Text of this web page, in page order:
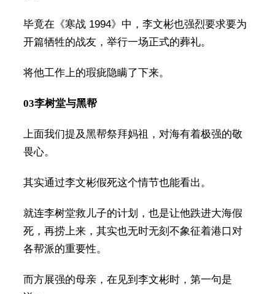
毕竟在《寒战 1994》中，李文彬也强烈要求要为
开篇牺牲的战友，举行一场正式的葬礼。
将他工作上的瑕疵隐瞒了下来。
03李树堂与黑帮
上面我们提及黑帮祭拜妈祖，对海有着极强的敬
畏心。
其实通过李文彬假死这个情节也能看出。
就连李树堂救儿子的计划，也是让他跌进大海假
死，再捞上来，其实也无时无刻不象征着港口对
各帮派的重要性。
而方展强的母亲，在见到李文彬时，第一句是